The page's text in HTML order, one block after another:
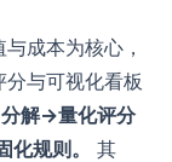
成本为核心，
与可视化看板
解→量化评分
规则。
其